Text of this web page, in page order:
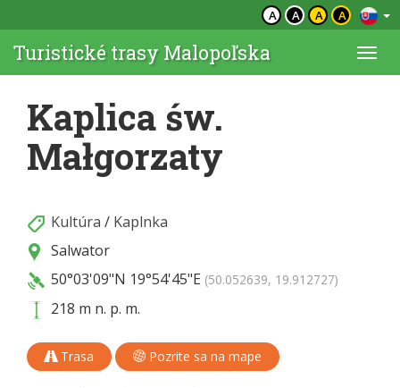
A A A A
Turistické trasy Malopoľska
Kaplica św.
Małgorzaty
Kultúra / Kaplnka
Salwator
50°03'09"N 19°54'45"E (50.052639, 19.912727)
218 m n. p. m.
Trasa Pozrite sa na mape